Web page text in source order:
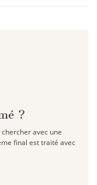
?
avec une
final est traité avec